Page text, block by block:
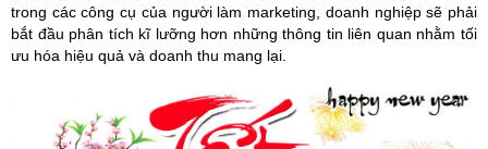
trong các công cụ của người làm marketing, doanh nghiệp sẽ phải
bắt đầu phân tích kĩ lưỡng hơn những thông tin liên quan nhằm tối
ưu hóa hiệu quả và doanh thu mang lại.